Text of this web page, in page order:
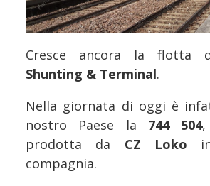
Cresce ancora la flotta
Shunting & Terminal.
Nella giornata di oggi è
nostro Paese la 744 504
prodotta da CZ Loko
compagnia.